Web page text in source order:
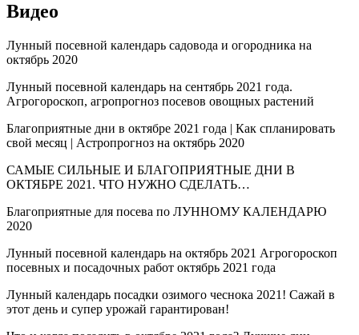
Видео
Лунный посевной календарь садовода и огородника на
октябрь 2020
Лунный посевной календарь на сентябрь 2021 года.
Агрогороскоп, агропрогноз посевов овощных растений
Благоприятные дни в октябре 2021 года | Как спланировать
свой месяц | Астропрогноз на октябрь 2020
САМЫЕ СИЛЬНЫЕ И БЛАГОПРИЯТНЫЕ ДНИ В
ОКТЯБРЕ 2021. ЧТО НУЖНО СДЕЛАТЬ…
Благоприятные для посева по ЛУННОМУ КАЛЕНДАРЮ
2020
Лунный посевной календарь на октябрь 2021 Агрогороскоп
посевных и посадочных работ октябрь 2021 года
Лунный календарь посадки озимого чеснока 2021! Сажай в
этот день и супер урожай гарантирован!